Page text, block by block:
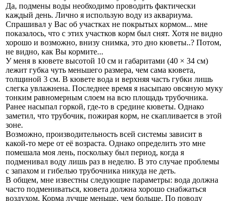
Да, подмены воды необходимо проводить фактически
каждый день. Лично я использую воду из аквариума.
Спрашивал у Вас об участках не покрытых кормом... мне
показалось, что с этих участков корм был снят. Хотя не видно
хорошо и возможно, внизу снимка, это дно кюветы..? Потом,
не видно, как Вы кормите...
У меня в кювете высотой 10 см и габаритами (40 × 34 см)
лежит губка чуть меньшего размера, чем сама кювета,
толщиной 3 см. В кювете вода и верхняя часть губки лишь
слегка увлажнена. Последнее время я насыпаю овсяную муку
тонким равномерным слоем на всю площадь трубочника.
Ранее насыпал горкой, где-то в средине кюветы. Однако
заметил, что трубочик, пожирая корм, не скапливается в этой
зоне.
Возможно, производительность всей системы зависит в
какой-то мере от её возраста. Однако определить это мне
помешала моя лень, поскольку был период, когда я
подменивал воду лишь раз в неделю. В это случае проблемы
с запахом и гибелью трубочника никуда не деть.
В общем, мне известны следующие параметры: вода должна
часто подмениваться, кювета должна хорошо снабжаться
воздухом. Корма лучше меньше, чем больше. По поводу